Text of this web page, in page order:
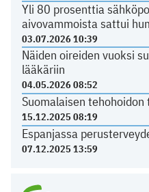
Yli 80 prosenttia
aivovammoista sattui
03.07.2026 10:39
Näiden oireiden vuoksi
lääkäriin
04.05.2026 08:52
Suomalaisen
15.12.2025 08:19
Espanjassa
07.12.2025 13:59